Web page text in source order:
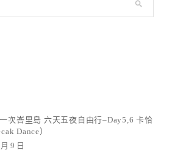
次峇里島 六天五夜自由行–Day5,6 卡恰
Dance）
9 日